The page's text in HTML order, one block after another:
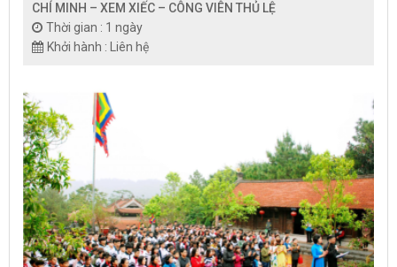
CHÍ MINH – XEM XIẾC – CÔNG VIÊN THỦ LỆ
Thời gian : 1 ngày
Khởi hành : Liên hệ